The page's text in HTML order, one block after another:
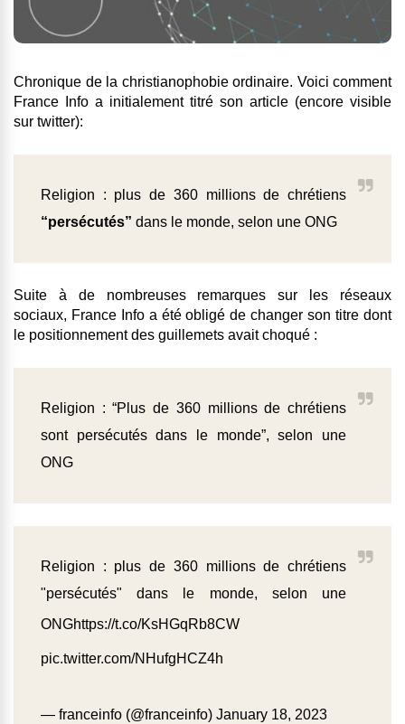
Chronique de la christianophobie ordinaire. Voici comment
France Info a initialement titré son article (encore visible
sur twitter):
Religion : plus de 360 millions de chrétiens
“persécutés” dans le monde, selon une ONG
Suite à de nombreuses remarques sur les réseaux
sociaux, France Info a été obligé de changer son titre dont
le positionnement des guillemets avait choqué :
Religion : “Plus de 360 millions de chrétiens
sont persécutés dans le monde”, selon une
ONG
Religion : plus de 360 millions de chrétiens
"persécutés" dans le monde, selon une
ONGhttps://t.co/KsHGqRb8CW
pic.twitter.com/NHufgHCZ4h
— franceinfo (@franceinfo) January 18, 2023